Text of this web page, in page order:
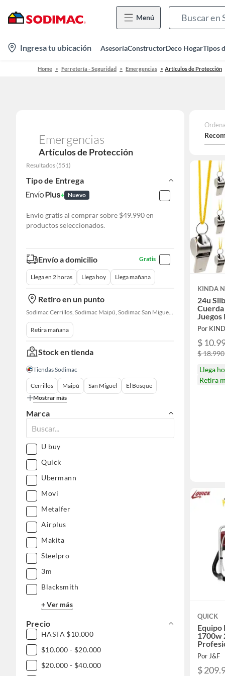
Menú
location-
icon
Ingresa tu ubicación AsesoríaConstructorDeco HogarTipos
Home Ferretería - Seguridad Emergencias Artículos de Protección
Emergencias
Artículos de Protección
Resultados (551)
Tipo de Entrega
Nuevo
Envío gratis al comprar sobre $49.990 en
productos seleccionados.
Envío a domicilio Gratis
Llega en 2 horas Llega hoy Llega mañana
Retiro en un punto
Sodimac Cerrillos, Sodimac Maipú, Sodimac San Miguel, Sodimac El Bosque, Sodimac San Bernardo, Constructor Cantagallo, Sodimac Talagante, Sodimac San Fernando
Retira mañana
Stock en tienda
Tiendas Sodimac
Cerrillos Maipú San Miguel
El Bosque
Mostrar más
Marca
U buy
Quick
Ubermann
Movi
Metalfer
Airplus
Makita
Steelpro
3m
Blacksmith
+ Ver más
Precio
HASTA $10.000
$10.000 - $20.000
$20.000 - $40.000
KINDA
24u
Por
$
$ 18.990
Llega
Retira
QUICK
Equipo
1700w
Por J&F
$